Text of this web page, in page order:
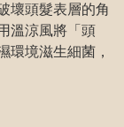
壞頭髮表層的角
溫涼風將「頭
環境滋生細菌，